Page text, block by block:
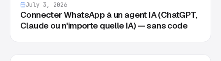
July 3, 2026
Connecter WhatsApp à un agent IA (ChatGPT,
Claude ou n'importe quelle IA) — sans code